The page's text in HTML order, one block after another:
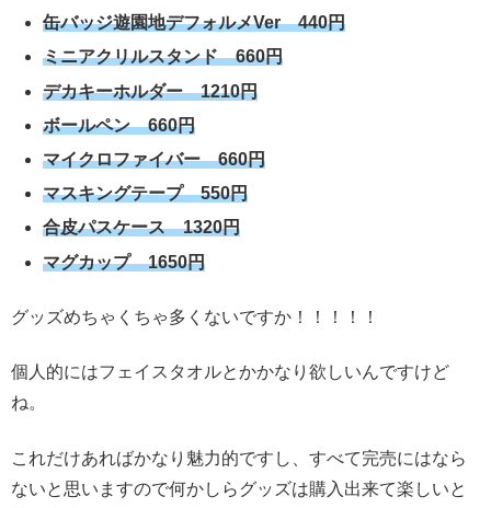
缶バッジ遊園地デフォルメVer 440円
ミニアクリルスタンド 660円
デカキーホルダー 1210円
ボールペン 660円
マイクロファイバー 660円
マスキングテープ 550円
合皮パスケース 1320円
マグカップ 1650円
グッズめちゃくちゃ多くないですか！！！！！
個人的にはフェイスタオルとかかなり欲しいんですけど
ね。
これだけあればかなり魅力的ですし、すべて完売にはなら
ないと思いますので何かしらグッズは購入出来て楽しいと